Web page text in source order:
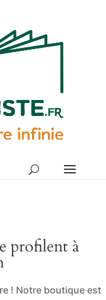
profilent à
! Notre boutique est